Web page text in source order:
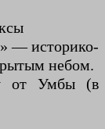
— историко-
небом.
от Умбы (в